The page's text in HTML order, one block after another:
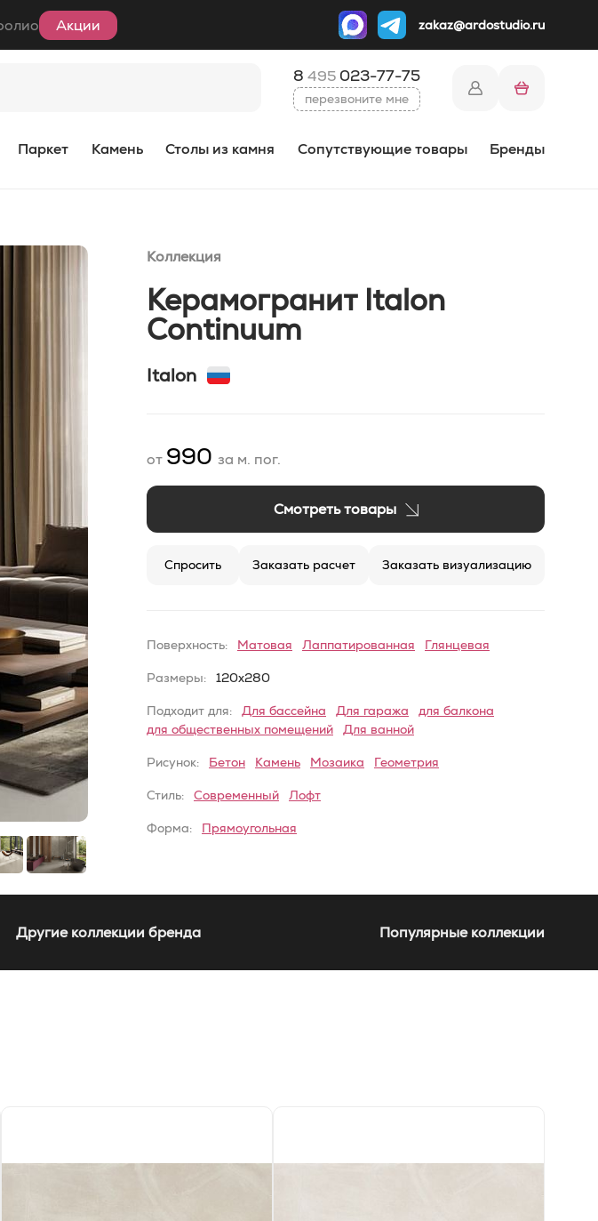
Акции zakaz@ardostudio.ru
8 495 023-77-75
перезвоните мне
Паркет Камень Столы из камня Сопутствующие товары Бренды
Коллекция
Керамогранит Italon
Continuum
Italon
от 990 за м. пог.
Смотреть товары
Спросить Заказать расчет Заказать визуализацию
Поверхность: Матовая Лаппатированная Глянцевая
Размеры: 120x280
Подходит для: Для бассейна Для гаража
для балкона
для общественных помещений
Для ванной
Рисунок: Бетон Камень Мозаика Геометрия
Стиль: Современный Лофт
Форма: Прямоугольная
Другие коллекции бренда Популярные коллекции